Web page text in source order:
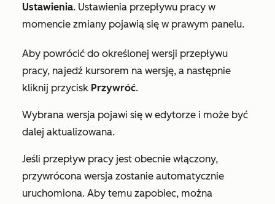
Ustawienia. Ustawienia przepływu pracy w
momencie zmiany pojawią się w prawym panelu.
Aby powrócić do określonej wersji przepływu
pracy, najedź kursorem na wersję, a następnie
kliknij przycisk Przywróć.
Wybrana wersja pojawi się w edytorze i może być
dalej aktualizowana.
Jeśli przepływ pracy jest obecnie włączony,
przywrócona wersja zostanie automatycznie
uruchomiona. Aby temu zapobiec, można